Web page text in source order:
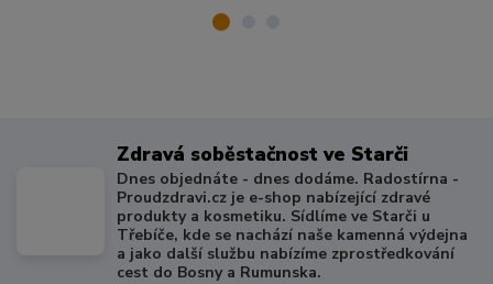
Zdravá soběstačnost ve Starči
Dnes objednáte - dnes dodáme. Radostírna -
Proudzdravi.cz je e-shop nabízející zdravé
produkty a kosmetiku. Sídlíme ve Starči u
Třebíče, kde se nachází naše kamenná výdejna
a jako další službu nabízíme zprostředkování
cest do Bosny a Rumunska.